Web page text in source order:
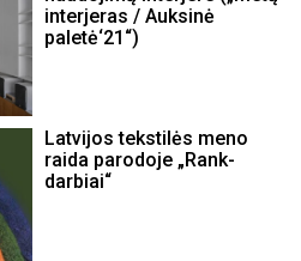
interjeras / Auksinė
paletė‘21“)
Latvijos tekstilės meno
raida parodoje „Rank-
darbiai“